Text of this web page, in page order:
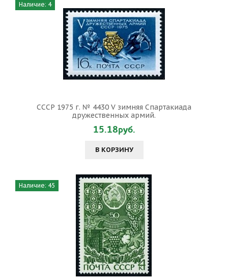
Наличие: 4
СССР 1975 г. № 4430 V зимняя Спартакиада
дружественных армий.
15.18руб.
В КОРЗИНУ
Наличие: 45